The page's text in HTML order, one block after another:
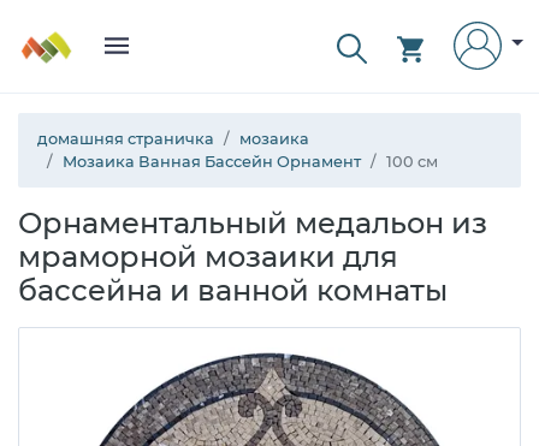
домашняя страничка
мозаика
Мозаика Ванная Бассейн Орнамент
100 см
Орнаментальный медальон из
мраморной мозаики для
бассейна и ванной комнаты